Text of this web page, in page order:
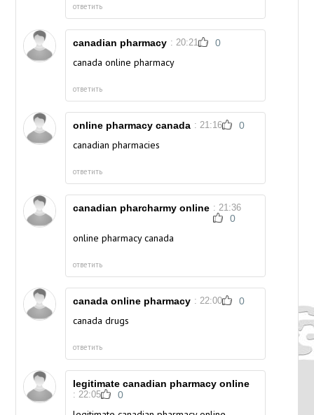
ответить
canadian pharmacy : 20:21 0
canada online pharmacy
ответить
online pharmacy canada : 21:16 0
canadian pharmacies
ответить
canadian pharcharmy online : 21:36
0
online pharmacy canada
ответить
canada online pharmacy : 22:00 0
canada drugs
ответить
legitimate canadian pharmacy online
: 22:05 0